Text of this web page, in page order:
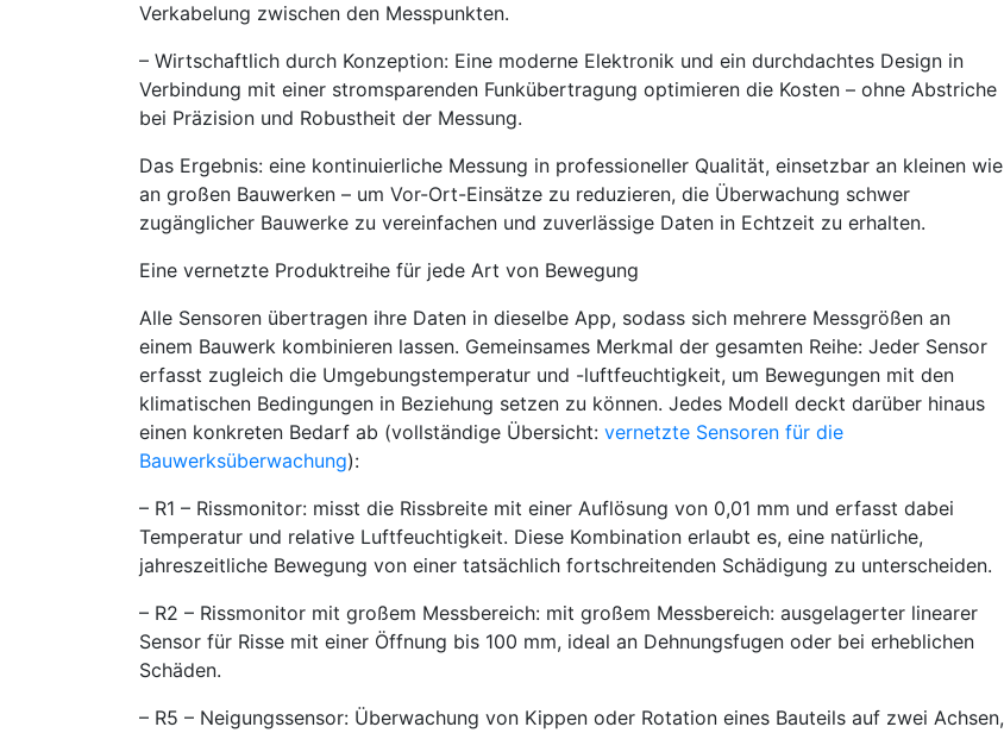
Verkabelung zwischen den Messpunkten.
– Wirtschaftlich durch Konzeption: Eine moderne Elektronik und ein durchdachtes Design in
Verbindung mit einer stromsparenden Funkübertragung optimieren die Kosten – ohne Abstriche
bei Präzision und Robustheit der Messung.
Das Ergebnis: eine kontinuierliche Messung in professioneller Qualität, einsetzbar an kleinen wie
an großen Bauwerken – um Vor-Ort-Einsätze zu reduzieren, die Überwachung schwer
zugänglicher Bauwerke zu vereinfachen und zuverlässige Daten in Echtzeit zu erhalten.
Eine vernetzte Produktreihe für jede Art von Bewegung
Alle Sensoren übertragen ihre Daten in dieselbe App, sodass sich mehrere Messgrößen an
einem Bauwerk kombinieren lassen. Gemeinsames Merkmal der gesamten Reihe: Jeder Sensor
erfasst zugleich die Umgebungstemperatur und -luftfeuchtigkeit, um Bewegungen mit den
klimatischen Bedingungen in Beziehung setzen zu können. Jedes Modell deckt darüber hinaus
einen konkreten Bedarf ab (vollständige Übersicht: vernetzte Sensoren für die
Bauwerksüberwachung):
– R1 – Rissmonitor: misst die Rissbreite mit einer Auflösung von 0,01 mm und erfasst dabei
Temperatur und relative Luftfeuchtigkeit. Diese Kombination erlaubt es, eine natürliche,
jahreszeitliche Bewegung von einer tatsächlich fortschreitenden Schädigung zu unterscheiden.
– R2 – Rissmonitor mit großem Messbereich: mit großem Messbereich: ausgelagerter linearer
Sensor für Risse mit einer Öffnung bis 100 mm, ideal an Dehnungsfugen oder bei erheblichen
Schäden.
– R5 – Neigungssensor: Überwachung von Kippen oder Rotation eines Bauteils auf zwei Achsen,